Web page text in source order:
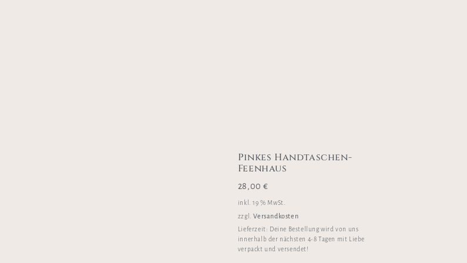
Pinkes Handtaschen-
Feenhaus
28,00€
inkl. 19 % MwSt.
zzgl.Versandkosten
Lieferzeit: Deine Bestellung wird von uns
innerhalb der nächsten 4-8 Tagen mit Liebe
verpackt und versendet!